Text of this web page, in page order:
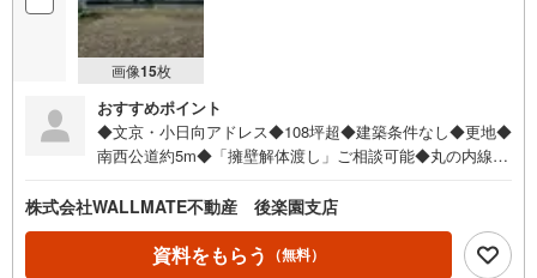
画像15枚
おすすめポイント
◆文京・小日向アドレス◆108坪超◆建築条件なし◆更地◆
南西公道約5m◆「擁壁解体渡し」ご相談可能◆丸の内線茗
【かかりつけの不動産屋】として、徹底的にまで顧客主義
を貫く事をお約束いたします。■都心エリアに特化した情報
網を駆使し、最良の不動産をご提案。■住宅ローンシュミレ
株式会社WALLMATE不動産 後楽園支店
資料をもらう （無料）